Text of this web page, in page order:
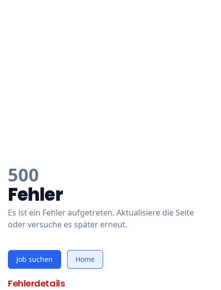
500
Fehler
Es ist ein Fehler aufgetreten. Aktualisiere die Seite
oder versuche es später erneut.
Job suchen Home
Fehlerdetails